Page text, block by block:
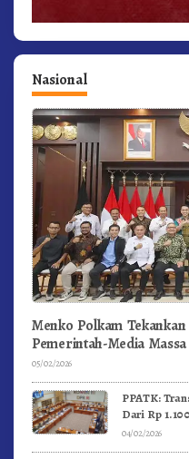
Nasional
Menko Polkam
Pemerintah-Media
05/02/2026
PPATK:
Dari Rp
04/02/2026